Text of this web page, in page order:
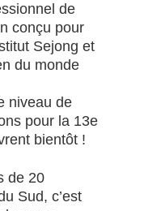
de
conçu pour
Sejong et
du monde
niveau de
pour la 13e
bientôt !
de 20
Sud, c’est